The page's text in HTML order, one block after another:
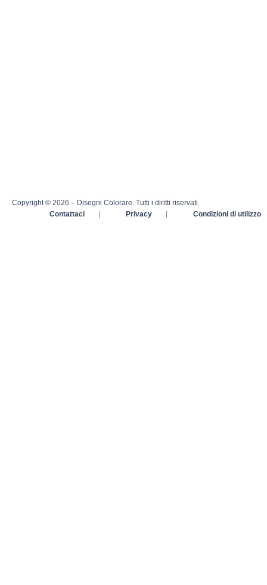
Copyright © 2026 – Disegni Colorare. Tutti i diritti riservati.
Contattaci
| Privacy | Condizioni di utilizzo